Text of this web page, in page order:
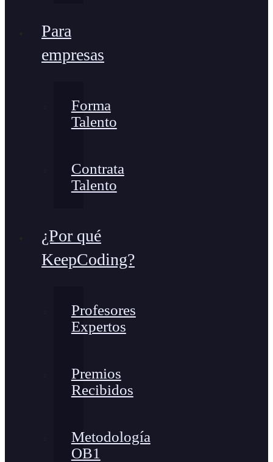
Para
empresas
Forma
Talento
Contrata
Talento
¿Por qué
KeepCoding?
Profesores
Expertos
Premios
Recibidos
Metodología
OB1